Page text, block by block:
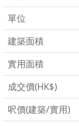
單位
建築面積
實用面積
成交價(HK$)
呎價(建築/實用)